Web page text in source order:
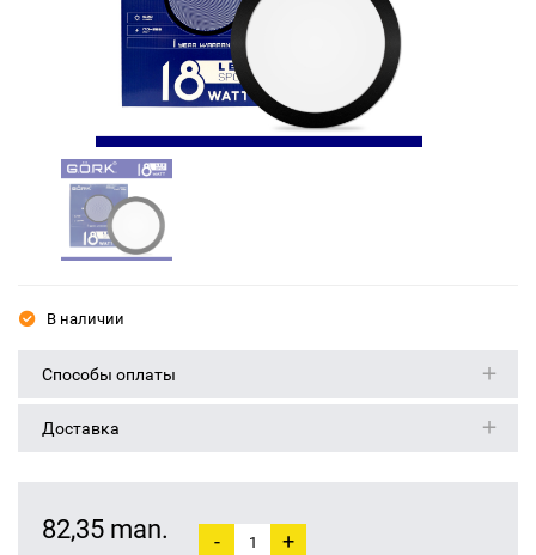
В наличии
Способы оплаты
Доставка
82,35 man. - +